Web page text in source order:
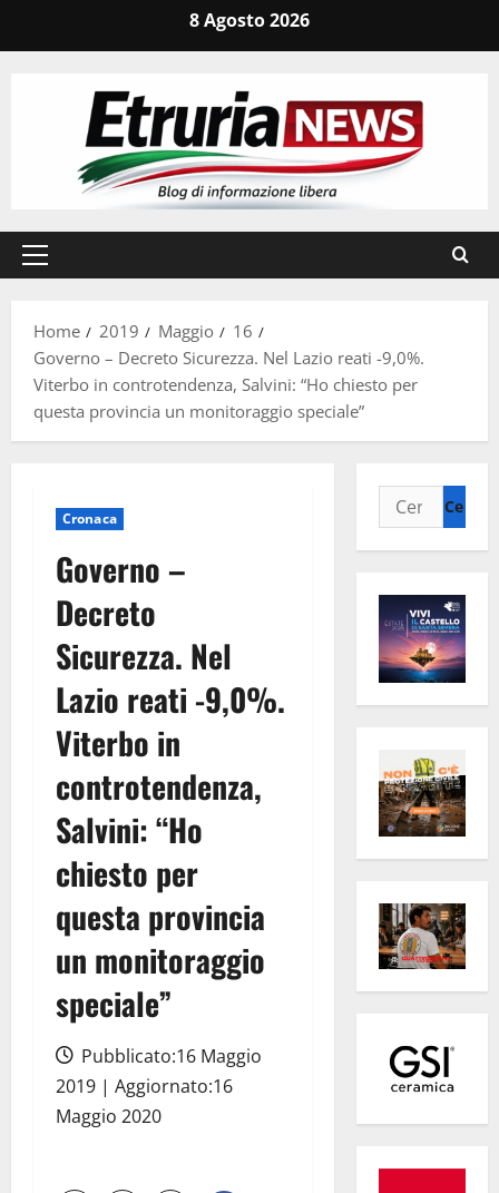
8 Agosto 2026
Menu
Home
2019 Maggio
16
Governo – Decreto Sicurezza. Nel Lazio reati -9,0%.
Viterbo in controtendenza, Salvini: “Ho chiesto per
questa provincia un monitoraggio speciale”
Cronaca
Governo –
Decreto
Sicurezza. Nel
Lazio reati -9,0%.
Viterbo in
controtendenza,
Salvini: “Ho
chiesto per
questa provincia
un monitoraggio
speciale”
Pubblicato:16 Maggio
2019 | Aggiornato:16
Maggio 2020
Ricerca
per: